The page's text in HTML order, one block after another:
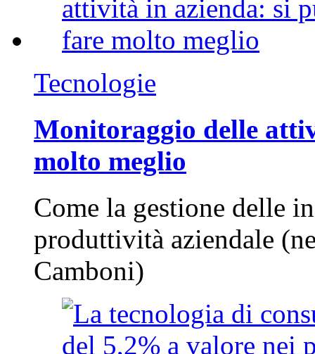
Tecnologie
Monitoraggio delle
molto meglio
Come la gestione delle
produttività aziendale
Camboni)